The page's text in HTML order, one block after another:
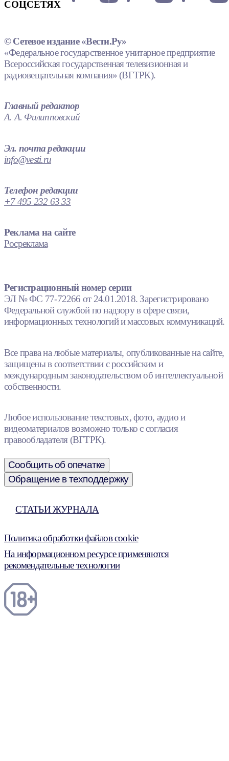
СОЦСЕТЯХ
© Сетевое издание «Вести.Ру»
«Федеральное государственное унитарное предприятие
Всероссийская государственная телевизионная и
радиовещательная компания» (ВГТРК).
Главный редактор
А. А. Филипповский
Эл. почта редакции
info@vesti.ru
Телефон редакции
+7 495 232 63 33
Реклама на сайте
Росреклама
Регистрационный номер серии
ЭЛ № ФС 77-72266 от 24.01.2018. Зарегистрировано
Федеральной службой по надзору в сфере связи,
информационных технологий и массовых коммуникаций.
Все права на любые материалы, опубликованные на сайте,
защищены в соответствии с российским и
международным законодательством об интеллектуальной
собственности.
Любое использование текстовых, фото, аудио и
видеоматериалов возможно только с согласия
правообладателя (ВГТРК).
Сообщить об опечатке
Обращение в техподдержку
СТАТЬИ ЖУРНАЛА
Политика обработки файлов cookie
На информационном ресурсе применяются
рекомендательные технологии